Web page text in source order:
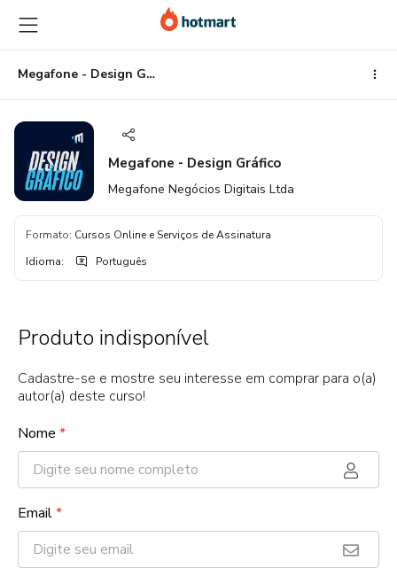
para
o
conteúdo
principal
para
o
pagamento
para
o
rodapé
Megafone - Design Gráfico
Megafone - Design Gráfico
Megafone Negócios Digitais Ltda
Formato: Cursos Online e Serviços de Assinatura
Idioma: Português
Produto indisponível
Cadastre-se e mostre seu interesse em comprar para o(a)
autor(a) deste curso!
Nome *
Email*